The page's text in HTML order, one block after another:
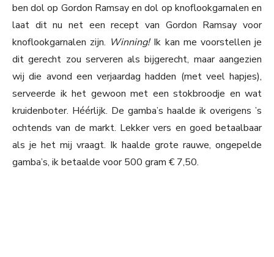
ben dol op Gordon Ramsay en dol op knoflookgarnalen en
laat dit nu net een recept van Gordon Ramsay voor
knoflookgarnalen zijn. Winning! Ik kan me voorstellen je
dit gerecht zou serveren als bijgerecht, maar aangezien
wij die avond een verjaardag hadden (met veel hapjes),
serveerde ik het gewoon met een stokbroodje en wat
kruidenboter. Héérlijk. De gamba’s haalde ik overigens ’s
ochtends van de markt. Lekker vers en goed betaalbaar
als je het mij vraagt. Ik haalde grote rauwe, ongepelde
gamba’s, ik betaalde voor 500 gram € 7,50.